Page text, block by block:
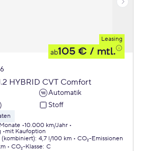
Leasing
ab105 € / mtl.
HYBRID CVT Comfort
Automatik
Stoff
10.000 km/Jahr
mit Kaufoption
(kombiniert): 4,7 l/100 km
CO₂-Emissionen
CO₂-Klasse: C